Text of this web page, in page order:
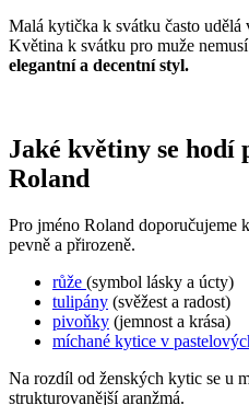
Malá kytička k svátku často udělá
Květina k svátku pro muže
elegantní a decentní styl.
Jaké květiny se hodí
Roland
Pro jméno Roland doporučujeme
pevně a přirozeně.
růže (symbol lásky a úcty)
tulipány (svěžest a radost)
pivoňky (jemnost a krása)
míchané kytice v
Na rozdíl od ženských kytic se u
strukturovanější aranžmá.